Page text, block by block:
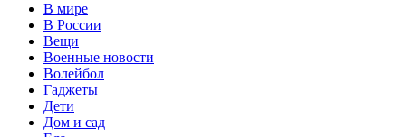
В мире
В России
Вещи
Военные новости
Волейбол
Гаджеты
Дети
Дом и сад